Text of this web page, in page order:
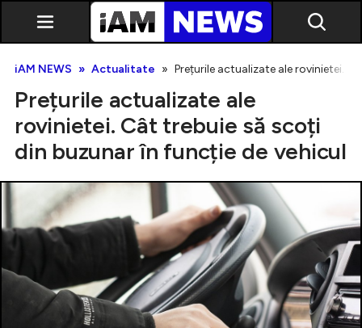
iAM NEWS Actualitate Prețurile actualizate ale rovinietei.
Prețurile actualizate ale
rovinietei. Cât trebuie să scoți
din buzunar în funcție de vehicul